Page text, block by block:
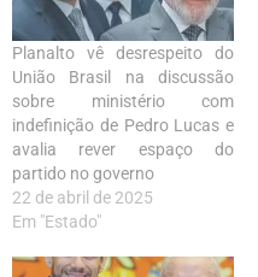
Planalto vê desrespeito do
União Brasil na discussão
sobre ministério com
indefinição de Pedro Lucas e
avalia rever espaço do
partido no governo
22 de abril de 2025
Em "Estado"